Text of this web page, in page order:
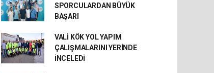
SPORCULARDAN BÜYÜK
BAŞARI
VALİ KÖK YOL YAPIM
ÇALIŞMALARINI YERİNDE
İNCELEDİ